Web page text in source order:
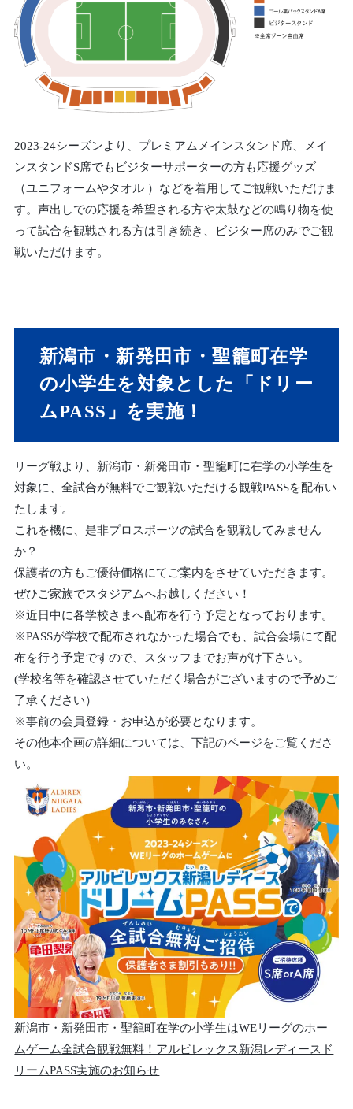
2023-24シーズンより、プレミアムメインスタンド席、メイ
ンスタンドS席でもビジターサポーターの方も応援グッズ
（ユニフォームやタオル ）などを着用してご観戦いただけま
す。声出しでの応援を希望される方や太鼓などの鳴り物を使
って試合を観戦される方は引き続き、ビジター席のみでご観
戦いただけます。
新潟市・新発田市・聖籠町在学
の小学生を対象とした「ドリー
ムPASS」を実施！
リーグ戦より、新潟市・新発田市・聖籠町に在学の小学生を
対象に、全試合が無料でご観戦いただける観戦PASSを配布い
たします。
これを機に、是非プロスポーツの試合を観戦してみません
か？
保護者の方もご優待価格にてご案内をさせていただきます。
ぜひご家族でスタジアムへお越しください！
※近日中に各学校さまへ配布を行う予定となっております。
※PASSが学校で配布されなかった場合でも、試合会場にて配
布を行う予定ですので、スタッフまでお声がけ下さい。
(学校名等を確認させていただく場合がございますので予めご
了承ください）
※事前の会員登録・お申込が必要となります。
その他本企画の詳細については、下記のページをご覧くださ
い。
新潟市・新発田市・聖籠町在学の小学生はWEリーグのホー
ムゲーム全試合観戦無料！アルビレックス新潟レディースド
リームPASS実施のお知らせ